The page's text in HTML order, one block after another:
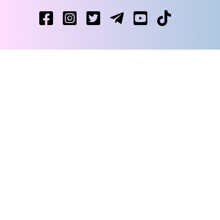
Уся правда про гіг-контракти — і ні слова
29/05/2025 Стартує ІІІ Всеукраїнський молодіжний